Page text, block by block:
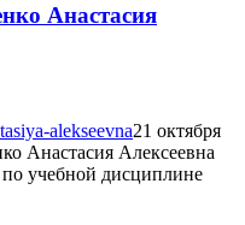
Анастасия
21 октября
Анастасия Алексеевна
по учебной дисциплине